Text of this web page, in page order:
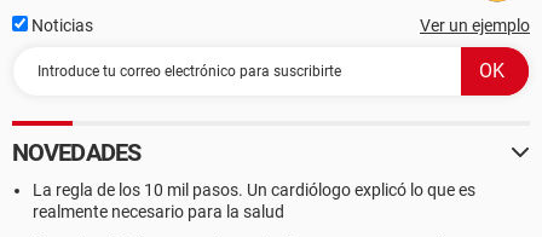
Noticias Ver un ejemplo
NOVEDADES
La regla de los 10 mil pasos. Un cardiólogo explicó lo que es
realmente necesario para la salud